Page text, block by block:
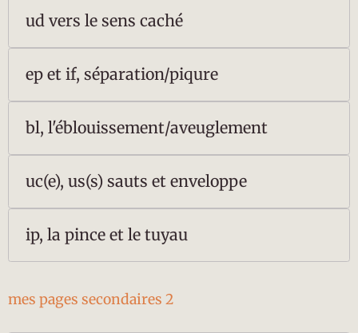
ud vers le sens caché
ep et if, séparation/piqure
bl, l'éblouissement/aveuglement
uc(e), us(s) sauts et enveloppe
ip, la pince et le tuyau
mes pages secondaires 2